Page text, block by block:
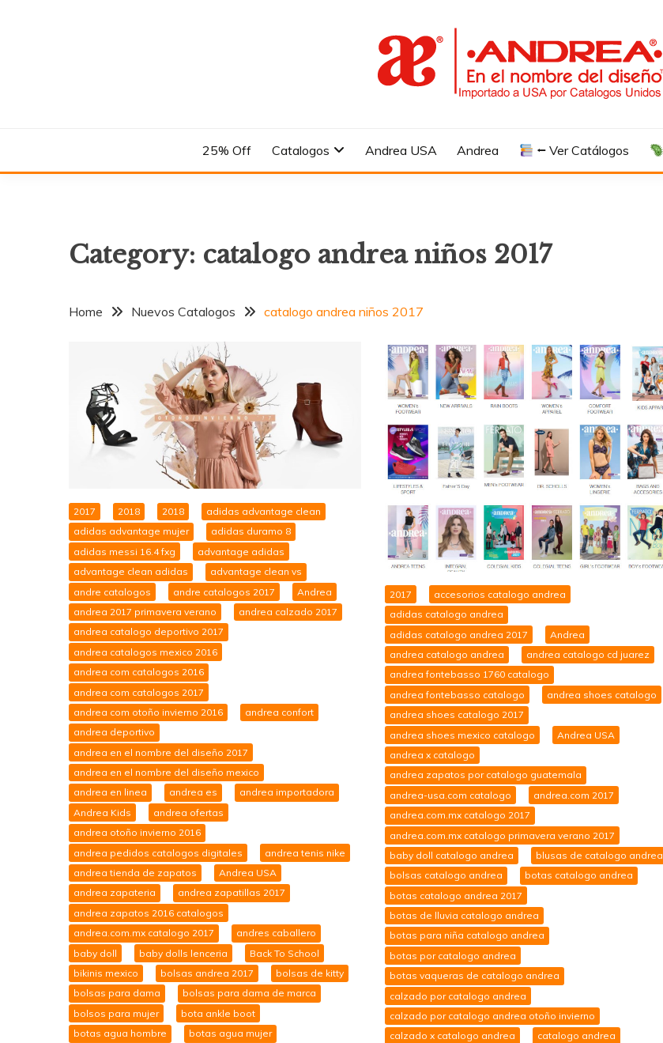
25% Off Catalogos Andrea USA Andrea ⭠ Ver Catálogos
Category: catalogo andrea niños 2017
Home Nuevos Catalogos catalogo andrea niños 2017
2017 2018 2018
adidas advantage clean
adidas advantage mujer
adidas duramo 8
adidas messi 16.4 fxg
advantage adidas
advantage clean adidas
advantage clean vs
andre catalogos
andre catalogos 2017
Andrea
andrea 2017 primavera verano
andrea calzado 2017
andrea catalogo deportivo 2017
andrea catalogos mexico 2016
andrea com catalogos 2016
andrea com catalogos 2017
andrea com otoño invierno 2016
andrea confort
andrea deportivo
andrea en el nombre del diseño 2017
andrea en el nombre del diseño mexico
andrea en linea
andrea es
andrea importadora
Andrea Kids
andrea ofertas
andrea otoño invierno 2016
andrea pedidos catalogos digitales
andrea tenis nike
andrea tienda de zapatos
Andrea USA
andrea zapateria
andrea zapatillas 2017
andrea zapatos 2016 catalogos
andrea.com.mx catalogo 2017
andres caballero
baby doll
baby dolls lenceria
Back To School
bikinis mexico
bolsas andrea 2017
bolsas de kitty
bolsas para dama
bolsas para dama de marca
bolsos para mujer
bota ankle boot
botas agua hombre
botas agua mujer
2017
accesorios catalogo andrea
adidas catalogo andrea
adidas catalogo andrea 2017
Andrea
andrea catalogo andrea
andrea catalogo cd juarez
andrea fontebasso 1760 catalogo
andrea fontebasso catalogo
andrea shoes catalogo
andrea shoes catalogo 2017
andrea shoes mexico catalogo
Andrea USA
andrea x catalogo
andrea zapatos por catalogo guatemala
andrea-usa.com catalogo
andrea.com 2017
andrea.com.mx catalogo 2017
andrea.com.mx catalogo primavera verano 2017
baby doll catalogo andrea
blusas de catalogo andrea
bolsas catalogo andrea
botas catalogo andrea
botas catalogo andrea 2017
botas de lluvia catalogo andrea
botas para niña catalogo andrea
botas por catalogo andrea
botas vaqueras de catalogo andrea
calzado por catalogo andrea
calzado por catalogo andrea otoño invierno
calzado x catalogo andrea
catalogo andrea